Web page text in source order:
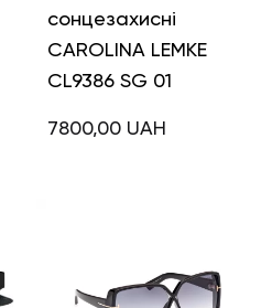
сонцезахисні
CAROLINA LEMKE
CL9386 SG 01
7800,00 UAH